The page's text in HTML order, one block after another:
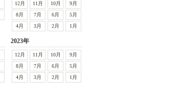
12月 11月 10月
9月
8月
7月 6月
5月
4月
3月 2月 1月
2023年
12月 11月 10月
9月
8月
7月 6月
5月
4月
3月 2月 1月